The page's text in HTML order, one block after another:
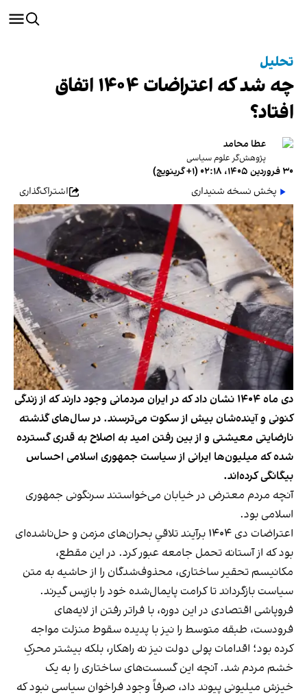
تحلیل
چه شد که اعتراضات ۱۴۰۴ اتفاق
افتاد؟
عطا محامد
پژوهش‌گر علوم سیاسی
۳۰ فروردین ۱۴۰۵، ۰۲:۱۸ (‎+۱ گرینویچ)
پخش نسخه شنیداری
اشتراک‌گذاری
دی ماه ۱۴۰۴ نشان داد که در ایران مردمانی وجود دارند که از زندگی
کنونی و آینده‌شان بیش از سکوت می‌ترسند. در سال‌های گذشته
نارضایتی معیشتی و از بین رفتن امید به اصلاح به قدری گسترده
شده که میلیون‌ها ایرانی از سیاست جمهوری اسلامی احساس
بیگانگی کرده‌اند.
آنچه مردم معترض در خیابان می‌خواستند سرنگونی جمهوری
اسلامی بود.
اعتراضات دی ۱۴۰۴ برآیند تلاقیِ بحران‌های مزمن و حل‌ناشده‌ای
بود که از آستانه تحمل جامعه عبور کرد. در این مقطع،
مکانیسم تحقیر ساختاری، محذوف‌شدگان را از حاشیه به متن
سیاست بازگرداند تا کرامت پایمال‌شده‌ خود را بازپس گیرند.
فروپاشی اقتصادی در این دوره، با فراتر رفتن از لایه‌های
فرودست، طبقه متوسط را نیز با پدیده سقوط منزلت مواجه
کرده بود؛ اقدامات پولی دولت نیز نه راهکار، بلکه بیشتر محرکِ
خشم مردم ‌شد. آنچه این گسست‌های ساختاری را به یک
خیزش میلیونی پیوند داد، صرفاً وجود فراخوان‌ سیاسی نبود که